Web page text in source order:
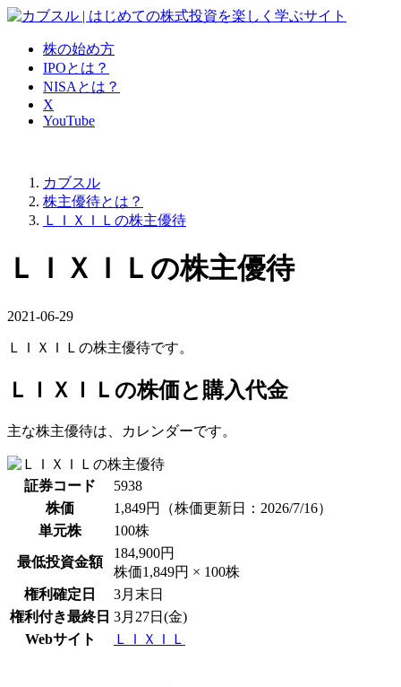
株の始め方
IPOとは？
NISAとは？
X
YouTube
カブスル
株主優待とは？
ＬＩＸＩＬの株主優待
ＬＩＸＩＬの株主優待
2021-06-29
ＬＩＸＩＬの株主優待です。
ＬＩＸＩＬの株価と購入代金
主な株主優待は、 カレンダーです。
証券コード
5938
株価
1,849円
（株価更新日：2026/7/16）
単元株
100株
最低投資金額
184,900円
株価1,849円 × 100株
権利確定日
3月末日
権利付き最終日 3月27日(金)
Webサイト
ＬＩＸＩＬ